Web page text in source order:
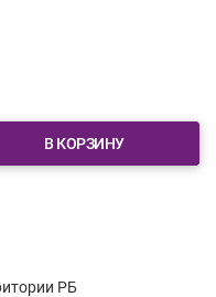
В КОРЗИНУ
РБ